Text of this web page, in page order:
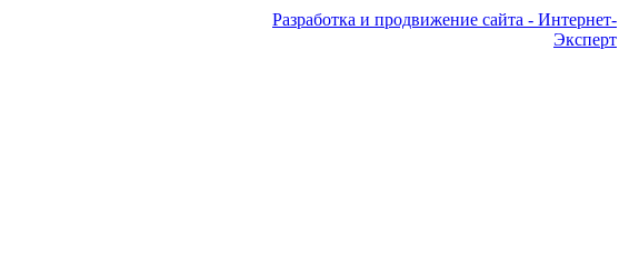
Разработка и продвижение сайта - Интернет-
Эксперт